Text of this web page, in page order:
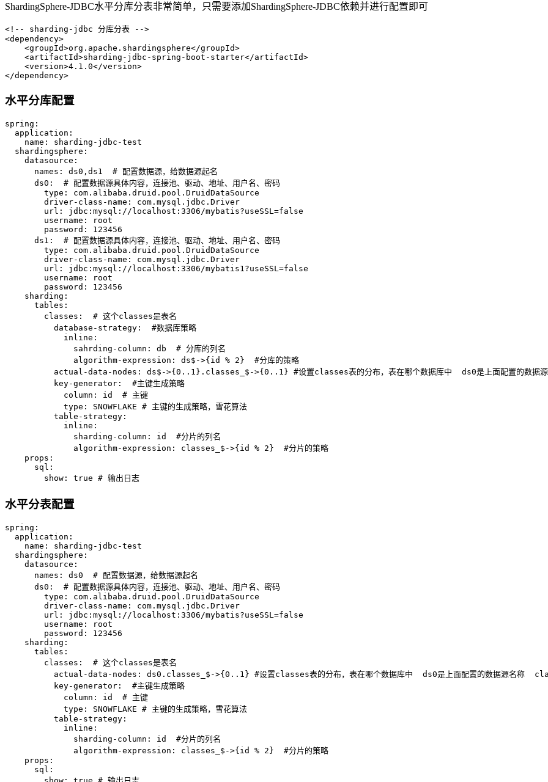
ShardingSphere-JDBC水平分库分表非常简单，只需要添加ShardingSphere-JDBC依赖并进行配置即可
<!-- sharding-jdbc 分库分表 -->
<dependency>
<groupId>org.apache.shardingsphere</groupId>
<artifactId>sharding-jdbc-spring-boot-starter</artifactId>
<version>4.1.0</version>
</dependency>
水平分库配置
spring:
application:
name:
sharding-jdbc-test
shardingsphere:
datasource:
names:
ds0,ds1
# 配置数据源，给数据源起名
ds0:
# 配置数据源具体内容，连接池、驱动、地址、用户名、密码
type:
com.alibaba.druid.pool.DruidDataSource
driver-class-name:
com.mysql.jdbc.Driver
url:
jdbc:mysql://localhost:3306/mybatis?useSSL=false
username:
root
password:
123456
ds1:
# 配置数据源具体内容，连接池、驱动、地址、用户名、密码
type:
com.alibaba.druid.pool.DruidDataSource
driver-class-name:
com.mysql.jdbc.Driver
url:
jdbc:mysql://localhost:3306/mybatis1?useSSL=false
username:
root
password:
123456
sharding:
tables:
classes:
# 这个classes是表名
database-strategy:
#数据库策略
inline:
sahrding-column:
db
# 分库的列名
algorithm-expression:
ds$->{id % 2 }
#分库的策略
actual-data-nodes:
ds$->{0..1}.classes_$->{0..1} #设置classes表的分布，表在哪个数据库中  ds0是上面配置的数
key-generator:
#主键生成策略
column:
id
# 主键
type:
SNOWFLAKE # 主键的生成策略，雪花算法
table-strategy:
inline:
sharding-column:
id
#分片的列名
algorithm-expression:
classes_$->{id % 2 }
#分片的策略
props:
sql:
show:
true # 输出日志
水平分表配置
spring:
application:
name:
sharding-jdbc-test
shardingsphere:
datasource:
names:
ds0
# 配置数据源，给数据源起名
ds0:
# 配置数据源具体内容，连接池、驱动、地址、用户名、密码
type:
com.alibaba.druid.pool.DruidDataSource
driver-class-name:
com.mysql.jdbc.Driver
url:
jdbc:mysql://localhost:3306/mybatis?useSSL=false
username:
root
password:
123456
sharding:
tables:
classes:
# 这个classes是表名
actual-data-nodes:
ds0.classes_$->{0..1} #设置classes表的分布，表在哪个数据库中  ds0是上面配置的数据源名称
key-generator:
#主键生成策略
column:
id
# 主键
type:
SNOWFLAKE # 主键的生成策略，雪花算法
table-strategy:
inline:
sharding-column:
id
#分片的列名
algorithm-expression:
classes_$->{id % 2}
#分片的策略
props:
sql:
show:
true # 输出日志